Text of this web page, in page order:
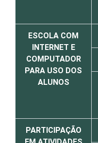
ESCOLA COM
INTERNET E
COMPUTADOR
PARA USO DOS
ALUNOS
PARTICIPAÇÃO